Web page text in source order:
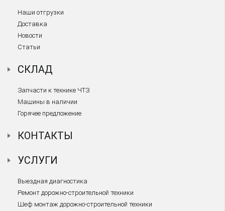
Наши отгрузки
Доставка
Новости
Статьи
СКЛАД
Запчасти к технике ЧТЗ
Машины в наличии
Горячее предложение
КОНТАКТЫ
УСЛУГИ
Выездная диагностика
Ремонт дорожно-строительной техники
Шеф монтаж дорожно-строительной техники